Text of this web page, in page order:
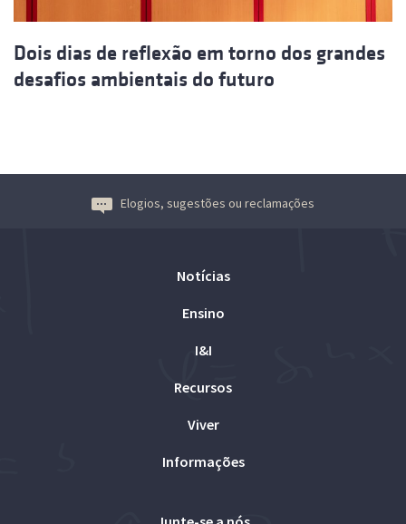
Dois dias de reflexão em torno dos grandes
desafios ambientais do futuro
Elogios, sugestões ou reclamações
Notícias
Ensino
I&I
Recursos
Viver
Informações